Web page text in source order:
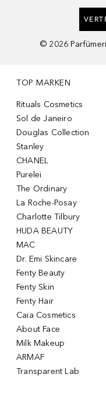
© 2026
TOP MARKEN
Rituals Cosmetics
Sol de Janeiro
Douglas Collection
Stanley
CHANEL
Purelei
The Ordinary
La Roche-Posay
Charlotte Tilbury
HUDA BEAUTY
MAC
Dr. Emi Skincare
Fenty Beauty
Fenty Skin
Fenty Hair
Caia Cosmetics
About Face
Milk Makeup
ARMAF
Transparent Lab